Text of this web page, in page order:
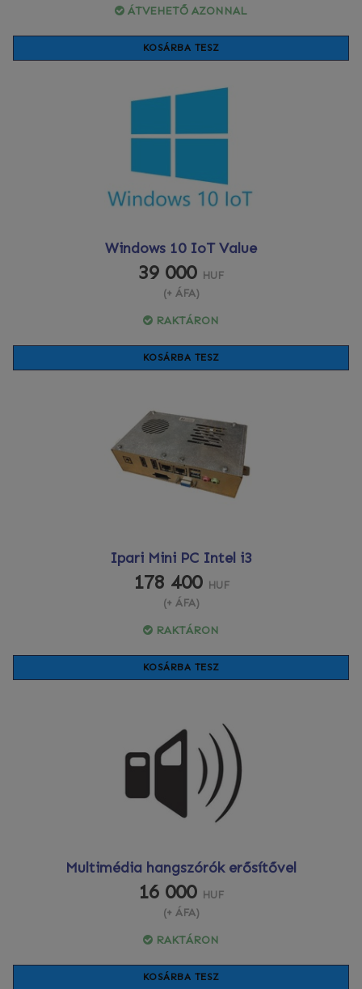
ÁTVEHETŐ AZONNAL
KOSÁRBA TESZ
Windows 10 IoT Value
39 000 HUF
(+ ÁFA)
RAKTÁRON
KOSÁRBA TESZ
Ipari Mini PC Intel i3
178 400 HUF
(+ ÁFA)
RAKTÁRON
KOSÁRBA TESZ
Multimédia hangszórók erősítővel
16 000 HUF
(+ ÁFA)
RAKTÁRON
KOSÁRBA TESZ